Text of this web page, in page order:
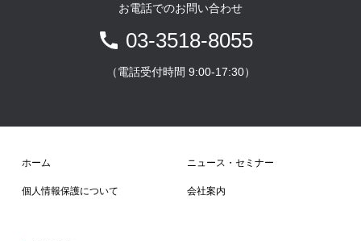
お電話でのお問い合わせ
03-3518-8055
（電話受付時間 9:00-17:30）
ホーム ニュース・セミナー
個人情報保護について 会社案内